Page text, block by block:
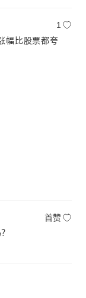
1
幅比股票都夸
首赞